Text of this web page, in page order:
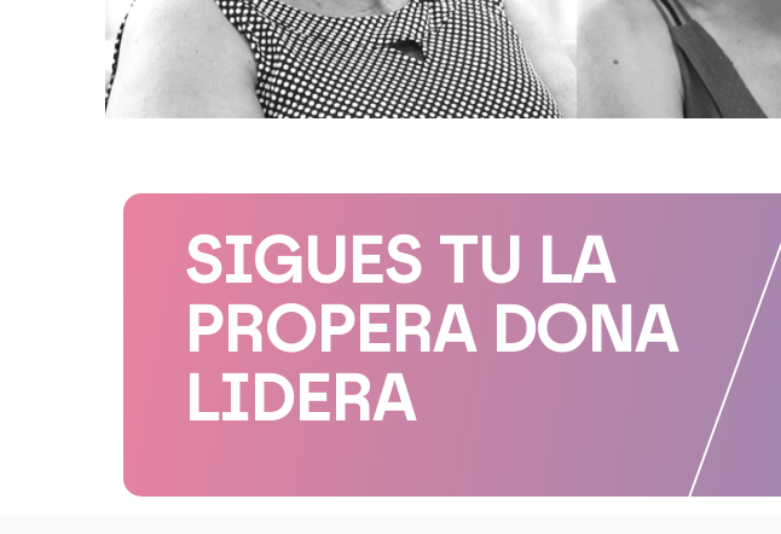
SIGUES TU LA
PROPERA DONA
LIDERA